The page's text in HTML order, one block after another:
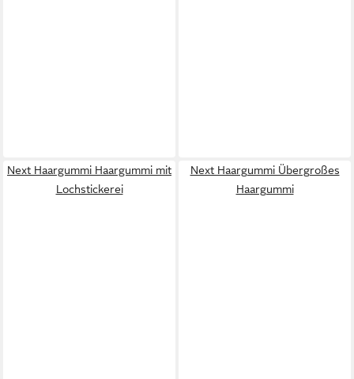
Next Haargummi Haargummi mit
Lochstickerei
Next Haargummi Übergroßes
Haargummi